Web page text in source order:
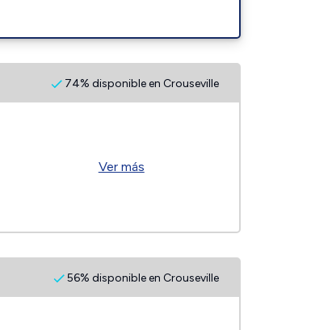
74% disponible en Crouseville
Ver más
56% disponible en Crouseville